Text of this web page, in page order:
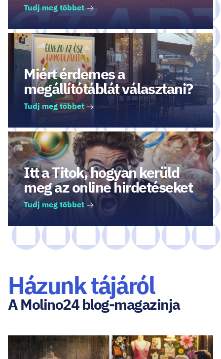
Tudj meg többet
Miért érdemes a
megállítótáblát választani?
Tudj meg többet
Itt a Titok, hogyan kerüld
meg az online hirdetéseket
Tudj meg többet
Házunk tájáról
A Molino24 blog-magazinja